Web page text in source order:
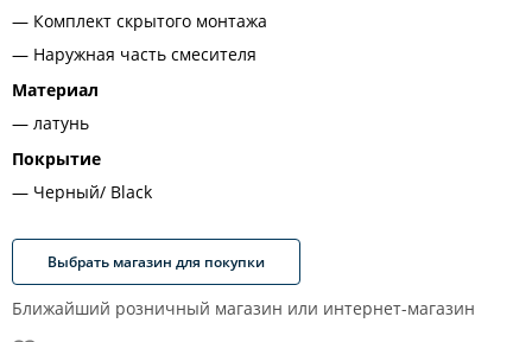
Комплект скрытого монтажа
Наружная часть смесителя
Материал
латунь
Покрытие
Черный/ Black
Выбрать магазин для покупки
Ближайший розничный магазин или интернет-магазин